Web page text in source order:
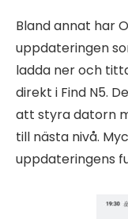
Bland annat har
uppdateringen
ladda ner och
direkt i Find N5.
att styra datorn
till nästa nivå.
uppdateringens